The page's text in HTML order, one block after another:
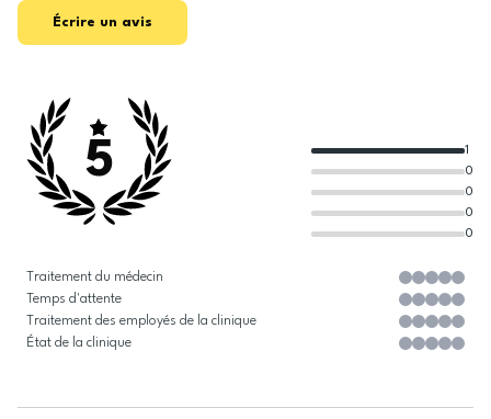
Écrire un avis
5
0
0
0
0
1
Traitement du médecin
Temps d'attente
Traitement des employés de la clinique
État de la clinique